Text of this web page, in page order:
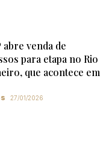
abre venda de
para etapa no Rio
que acontece em
27/01/2026